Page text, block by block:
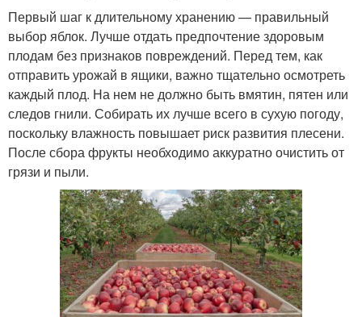
Первый шаг к длительному хранению — правильный
выбор яблок. Лучше отдать предпочтение здоровым
плодам без признаков повреждений. Перед тем, как
отправить урожай в ящики, важно тщательно осмотреть
каждый плод. На нем не должно быть вмятин, пятен или
следов гнили. Собирать их лучше всего в сухую погоду,
поскольку влажность повышает риск развития плесени.
После сбора фрукты необходимо аккуратно очистить от
грязи и пыли.